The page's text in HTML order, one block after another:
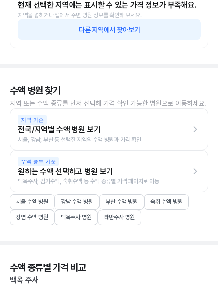
현재 선택한 지역에는 표시할 수 있는 가격 정보가 부족해요.
지역을 넓히거나 앱에서 주변 병원 정보를 확인해 보세요.
다른 지역에서 찾아보기
수액 병원 찾기
지역 또는 수액 종류를 먼저 선택해 가격 확인 가능한 병원으로 이동하세요.
지역 기준
전국/지역별 수액 병원 보기
서울, 강남, 부산 등 선택한 지역의 수액 병원과 가격 확인
수액 종류 기준
원하는 수액 선택하고 병원 보기
백옥주사, 감기수액, 숙취수액 등 수액 종류별 가격 페이지로 이동
서울 수액 병원 강남 수액 병원 부산 수액 병원 숙취 수액 병원
장염 수액 병원 백옥주사 병원 태반주사 병원
수액 종류별 가격 비교
백옥 주사